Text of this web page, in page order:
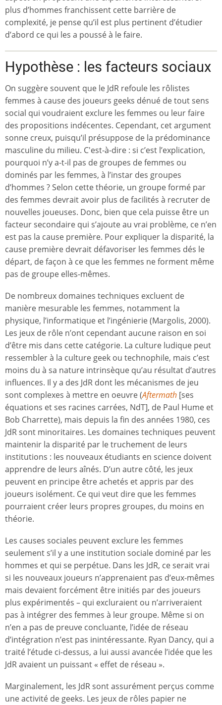
plus d’hommes franchissent cette barrière de
complexité, je pense qu’il est plus pertinent d’étudier
d’abord ce qui les a poussé à le faire.
Hypothèse : les facteurs sociaux
On suggère souvent que le JdR refoule les rôlistes
femmes à cause des joueurs geeks dénué de tout sens
social qui voudraient exclure les femmes ou leur faire
des propositions indécentes. Cependant, cet argument
sonne creux, puisqu’il présuppose de la prédominance
masculine du milieu. C'est-à-dire : si c’est l’explication,
pourquoi n’y a-t-il pas de groupes de femmes ou
dominés par les femmes, à l’instar des groupes
d’hommes ? Selon cette théorie, un groupe formé par
des femmes devrait avoir plus de facilités à recruter de
nouvelles joueuses. Donc, bien que cela puisse être un
facteur secondaire qui s’ajoute au vrai problème, ce n’en
est pas la cause première. Pour expliquer la disparité, la
cause première devrait défavoriser les femmes dés le
départ, de façon à ce que les femmes ne forment même
pas de groupe elles-mêmes.
De nombreux domaines techniques excluent de
manière mesurable les femmes, notamment la
physique, l’informatique et l’ingénierie (Margolis, 2000).
Les jeux de rôle n’ont cependant aucune raison en soi
d’être mis dans cette catégorie. La culture ludique peut
ressembler à la culture geek ou technophile, mais c’est
moins du à sa nature intrinsèque qu’au résultat d’autres
influences. Il y a des JdR dont les mécanismes de jeu
sont complexes à mettre en oeuvre (Aftermath [ses
équations et ses racines carrées, NdT], de Paul Hume et
Bob Charrette), mais depuis la fin des années 1980, ces
JdR sont minoritaires. Les domaines techniques peuvent
maintenir la disparité par le truchement de leurs
institutions : les nouveaux étudiants en science doivent
apprendre de leurs aînés. D’un autre côté, les jeux
peuvent en principe être achetés et appris par des
joueurs isolément. Ce qui veut dire que les femmes
pourraient créer leurs propres groupes, du moins en
théorie.
Les causes sociales peuvent exclure les femmes
seulement s’il y a une institution sociale dominé par les
hommes et qui se perpétue. Dans les JdR, ce serait vrai
si les nouveaux joueurs n’apprenaient pas d’eux-mêmes
mais devaient forcément être initiés par des joueurs
plus expérimentés – qui excluraient ou n’arriveraient
pas à intégrer des femmes à leur groupe. Même si on
n’en a pas de preuve concluante, l’idée de réseau
d’intégration n’est pas inintéressante. Ryan Dancy, qui a
traité l’étude ci-dessus, a lui aussi avancée l’idée que les
JdR avaient un puissant « effet de réseau ».
Marginalement, les JdR sont assurément perçus comme
une activité de geeks. Les jeux de rôles papier ne